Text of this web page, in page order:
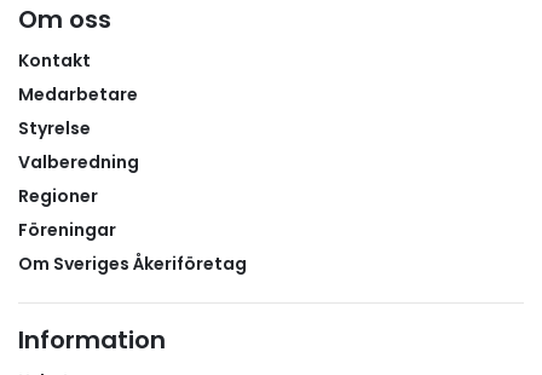
Om oss
Kontakt
Medarbetare
Styrelse
Valberedning
Regioner
Föreningar
Om Sveriges Åkeriföretag
Information